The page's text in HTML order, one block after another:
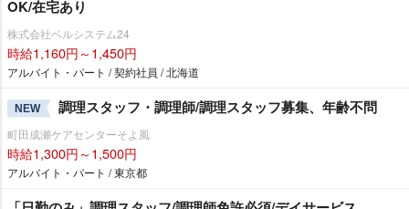
OK/在宅あり
株式会社ベルシステム24
時給1,160円～1,450円
アルバイト・パート / 契約社員 / 北海道
NEW 調理スタッフ・調理師/調理スタッフ募集、年齢不問
町田成瀬ケアセンターそよ風
時給1,300円～1,500円
アルバイト・パート / 東京都